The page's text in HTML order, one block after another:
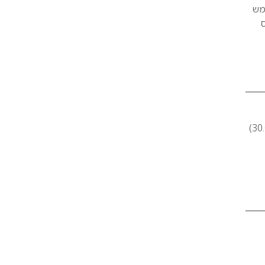
חברת ניו פרמננט מייק אפ תשתתף בכנס קוסמטיקה אשר יתקיים ביום שני הקרוב (30.01.2012)